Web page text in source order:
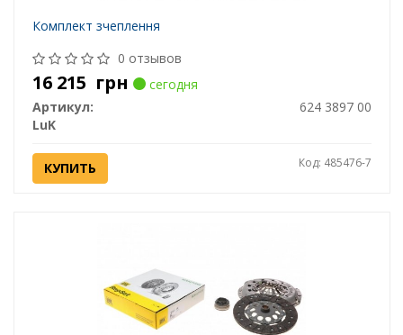
Комплект зчеплення
0 отзывов
16 215 грн
сегодня
Артикул:
624 3897 00
LuK
КУПИТЬ Код: 485476-7